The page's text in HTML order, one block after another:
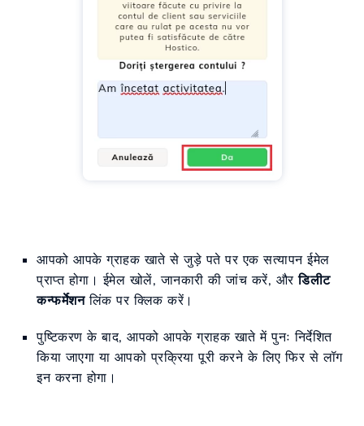
आपको आपके ग्राहक खाते से जुड़े पते पर एक सत्यापन ईमेल
प्राप्त होगा। ईमेल खोलें, जानकारी की जांच करें, औरडिलीट
कन्फर्मेशनलिंक पर क्लिक करें।
पुष्टिकरण के बाद, आपको आपके ग्राहक खाते में पुनः निर्देशित
किया जाएगा या आपको प्रक्रिया पूरी करने के लिए फिर से लॉग
इन करना होगा।